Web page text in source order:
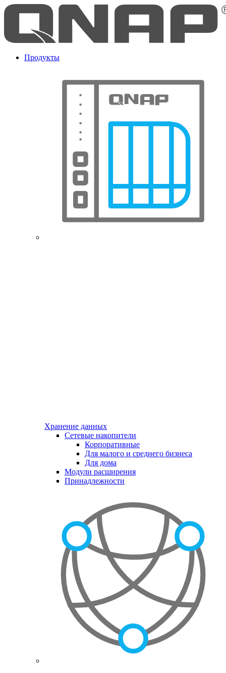
Продукты
Хранение данных
Сетевые накопители
Корпоративные
Для малого и среднего бизнеса
Для дома
Модули расширения
Принадлежности